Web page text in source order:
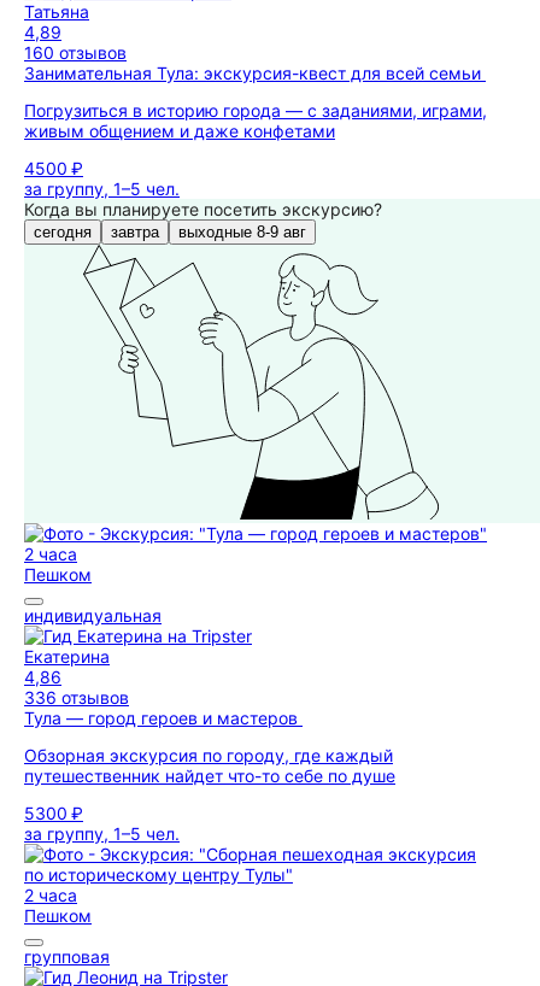
Татьяна
4,89
160 отзывов
Занимательная Тула: экскурсия-квест для всей семьи
Погрузиться в историю города — с заданиями, играми,
живым общением и даже конфетами
4500 ₽
за группу, 1–5 чел.
Когда вы планируете посетить экскурсию?
сегодня завтра выходные 8-9 авг
2 часа
Пешком
индивидуальная
Екатерина
4,86
336 отзывов
Тула — город героев и мастеров
Обзорная экскурсия по городу, где каждый
путешественник найдет что-то себе по душе
5300 ₽
за группу, 1–5 чел.
2 часа
Пешком
групповая